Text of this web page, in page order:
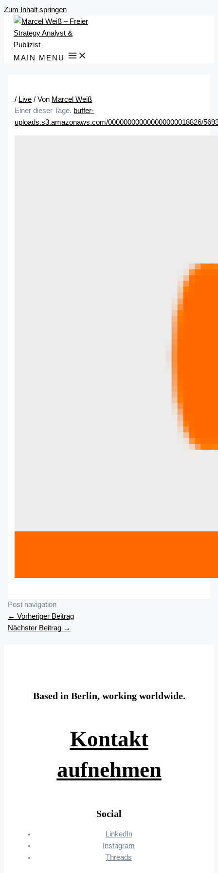
Zum Inhalt springen
MAIN MENU
/ Live / Von Marcel Weiß
Einer dieser Tage. buffer-
uploads.s3.amazonaws.com/000000000000000000018826/
Post navigation
← Vorheriger Beitrag
Nächster Beitrag →
Based in Berlin, working worldwide.
Kontakt
aufnehmen
Social
LinkedIn
Instagram
Threads